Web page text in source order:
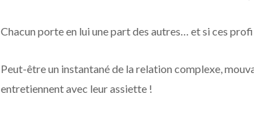
Chacun porte en lui une part des autres… et si ces
Peut-être un instantané de la relation complexe,
entretiennent avec leur assiette !